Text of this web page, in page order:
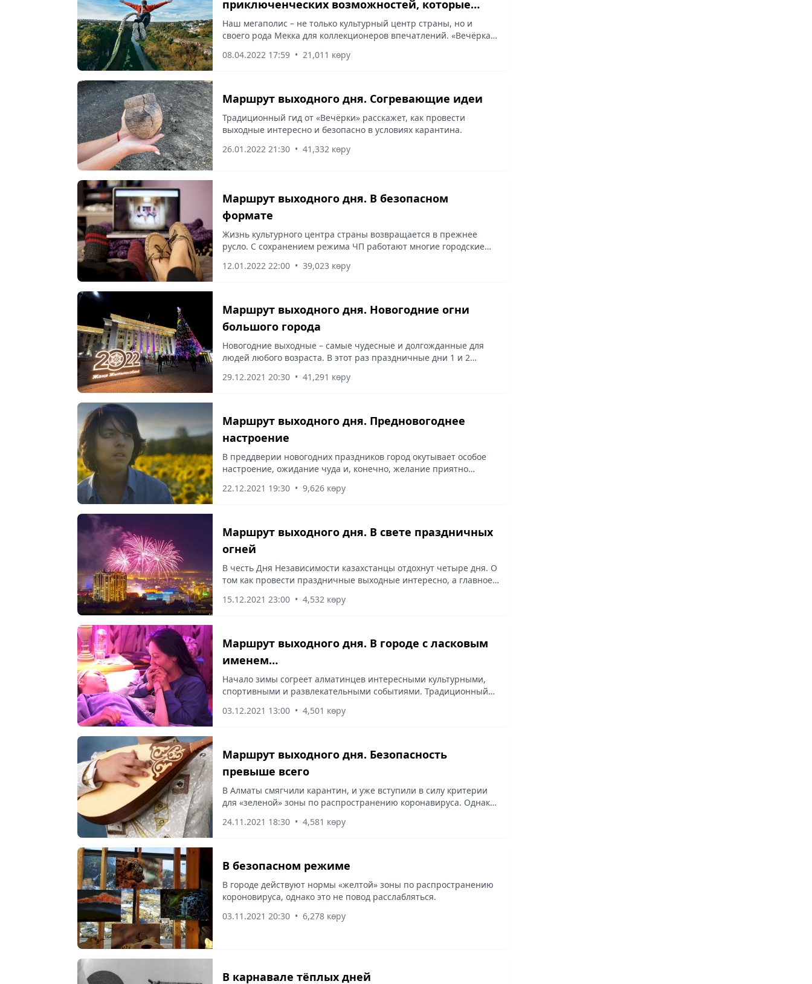
приключенческих возможностей, которые
доступны в Алматы
Наш мегаполис – не только культурный центр страны, но и
своего рода Мекка для коллекционеров впечатлений. «Вечёрка»
возможностей, которые доступны...
08.04.2022 17:59 • 21,011 көру
Маршрут выходного дня. Согревающие идеи
Традиционный гид от «Вечёрки» расскажет, как провести
выходные интересно и безопасно в условиях карантина.
26.01.2022 21:30 • 41,332 көру
Маршрут выходного дня. В безопасном
формате
Жизнь культурного центра страны возвращается в прежнее
русло. С сохранением режима ЧП работают многие городские
без особой необходимости...
12.01.2022 22:00 • 39,023 көру
Маршрут выходного дня. Новогодние огни
большого города
Новогодние выходные – самые чудесные и долгожданные для
людей любого возраста. В этот раз праздничные дни 1 и 2
переносятся на понедельник и...
29.12.2021 20:30 • 41,291 көру
Маршрут выходного дня. Предновогоднее
настроение
В преддверии новогодних праздников город окутывает особое
настроение, ожидание чуда и, конечно, желание приятно
22.12.2021 19:30 • 9,626 көру
Маршрут выходного дня. В свете праздничных
огней
В честь Дня Независимости казахстанцы отдохнут четыре дня. О
том как провести праздничные выходные интересно, а главное,
15.12.2021 23:00 • 4,532 көру
Маршрут выходного дня. В городе с ласковым
именем…
Начало зимы согреет алматинцев интересными культурными,
спортивными и развлекательными событиями. Традиционный
предстоящих выходных.
03.12.2021 13:00 • 4,501 көру
Маршрут выходного дня. Безопасность
превыше всего
В Алматы смягчили карантин, и уже вступили в силу критерии
для «зеленой» зоны по распространению коронавируса. Однако
Традиционный гид от...
24.11.2021 18:30 • 4,581 көру
В безопасном режиме
В городе действуют нормы «желтой» зоны по распространению
короновируса, однако это не повод расслабляться.
03.11.2021 20:30 • 6,278 көру
В карнавале тёплых дней